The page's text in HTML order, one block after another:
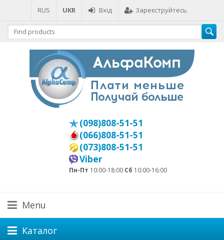
RUS UKR Вхід Зареєструйтесь
(098)808-51-51
(066)808-51-51
(073)808-51-51
Viber
Пн-Пт 10:00-18:00 Сб 10:00-16:00
Menu
Каталог